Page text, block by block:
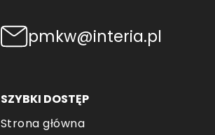
na
stronie
pmkw@interia.pl
SZYBKI DOSTĘP
Strona główna